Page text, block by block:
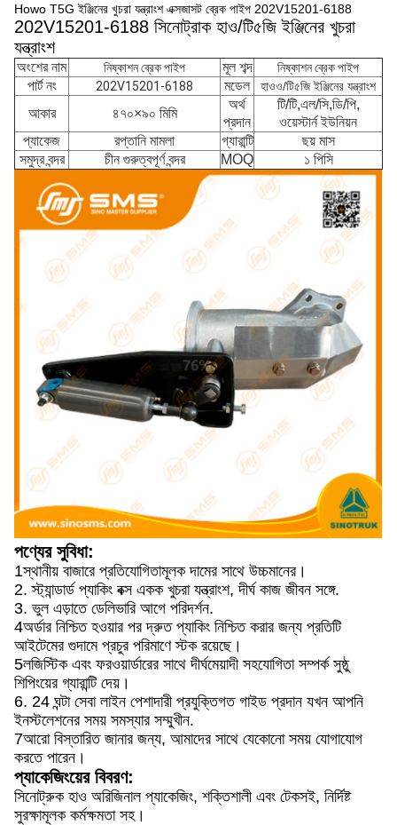
Howo T5G ইঞ্জিনের খুচরা যন্ত্রাংশ এক্সজাসট ব্রেক পাইপ 202V15201-6188
202V15201-6188 সিনোট্রাক হাও/টি৫জি ইঞ্জিনের খুচরা
যন্ত্রাংশ
অংশের নাম নিষ্কাশন ব্রেক পাইপ মূল শব্দ নিষ্কাশন ব্রেক পাইপ
পার্ট নং 202V15201-6188 মডেল হাওও/টি৫জি ইঞ্জিনের যন্ত্রাংশ
আকার ৪৭০×৯০ মিমি
অর্থ
প্রদান
টি/টি,এল/সি,ডি/পি,
ওয়েস্টার্ন ইউনিয়ন
প্যাকেজ
রপ্তানি মামলা গ্যারান্টি
ছয় মাস
সমুদ্র বন্দর
চীন গুরুত্বপূর্ণ বন্দর MOQ ১ পিসি
পণ্যের সুবিধা:
1স্থানীয় বাজারে প্রতিযোগিতামূলক দামের সাথে উচ্চমানের।
2. স্ট্যান্ডার্ড প্যাকিং বক্স একক খুচরা যন্ত্রাংশ, দীর্ঘ কাজ জীবন সঙ্গে.
3. ভুল এড়াতে ডেলিভারি আগে পরিদর্শন.
4অর্ডার নিশ্চিত হওয়ার পর দ্রুত প্যাকিং নিশ্চিত করার জন্য প্রতিটি
আইটেমের গুদামে প্রচুর পরিমাণে স্টক রয়েছে।
5লজিস্টিক এবং ফরওয়ার্ডারের সাথে দীর্ঘমেয়াদী সহযোগিতা সম্পর্ক সুষ্ঠু
শিপিংয়ের গ্যারান্টি দেয়।
6. 24 ঘন্টা সেবা লাইন পেশাদারী প্রযুক্তিগত গাইড প্রদান যখন আপনি
ইনস্টলেশনের সময় সমস্যার সম্মুখীন.
7আরো বিস্তারিত জানার জন্য, আমাদের সাথে যেকোনো সময় যোগাযোগ
করতে পারেন।
প্যাকেজিংয়ের বিবরণ:
সিনোট্রুক হাও অরিজিনাল প্যাকেজিং, শক্তিশালী এবং টেকসই, নির্দিষ্ট
সুরক্ষামূলক কর্মক্ষমতা সহ।